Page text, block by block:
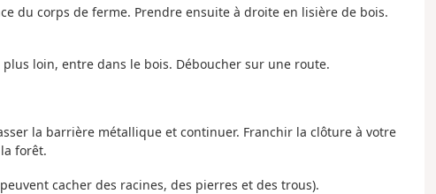
du corps de ferme. Prendre ensuite à droite en lisière de bois.
loin, entre dans le bois. Déboucher sur une route.
la barrière métallique et continuer. Franchir la clôture à votre
forêt.
cacher des racines, des pierres et des trous).